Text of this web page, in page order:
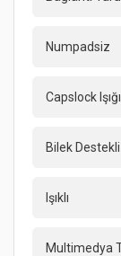
Numpadsiz
Capslock Işığı
Bilek Destekli
Işıklı
Multimedya